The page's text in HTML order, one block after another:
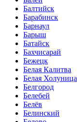
Балтийск
Барабинск
Барнаул
Барыш
Батайск
Бахчисарай
Бежецк
Белая Калитва
Белая Холуница
Белгород
Белебей
Белёв
Белинский